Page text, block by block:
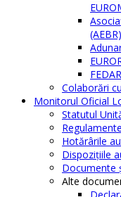
(AEBR)
Colaborări
Monitorul Oficial
Statutul
Hotărârile
Dispoziţiile
Documente
Alte